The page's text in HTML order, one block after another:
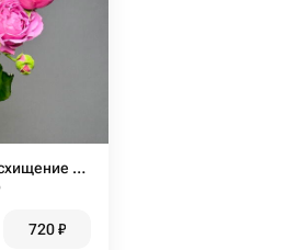
💌Царственное восхищение 003
720₽